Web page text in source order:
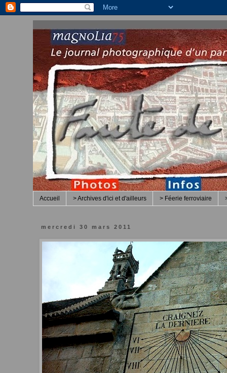
Accueil > Archives d'ici et d'ailleurs > Féerie ferroviaire
mercredi 30 mars 2011